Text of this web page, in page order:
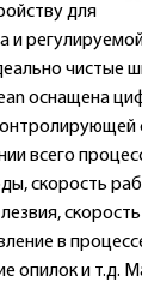
для
и
чистые
оснащена
всего
скорость
в
опилок и т.д.